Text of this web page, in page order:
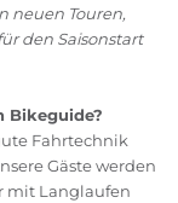
neuen Touren,
den Saisonstart
Bikeguide?
Fahrtechnik
Gäste werden
mit Langlaufen